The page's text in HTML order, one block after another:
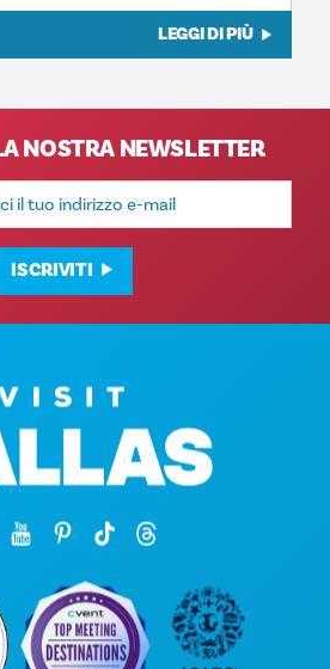
LEGGI DI PIÙ
NOSTRA NEWSLETTER
ISCRIVITI